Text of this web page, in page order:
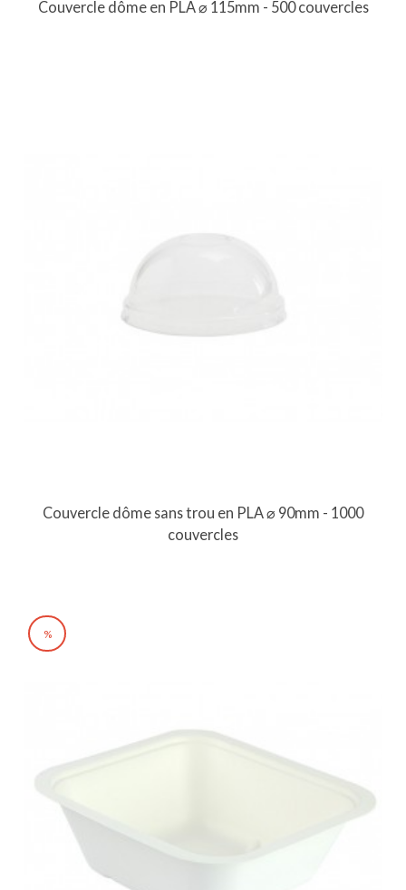
Couvercle dôme en PLA ⌀ 115mm - 500 couvercles
Couvercle dôme sans trou en PLA ⌀ 90mm - 1000
couvercles
%